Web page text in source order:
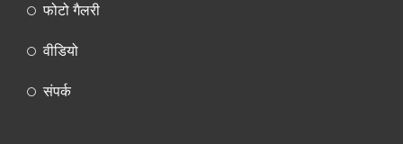
फोटो गैलरी
वीडियो
संपर्क